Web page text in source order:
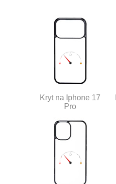
Kryt na Iphone 17
Pro